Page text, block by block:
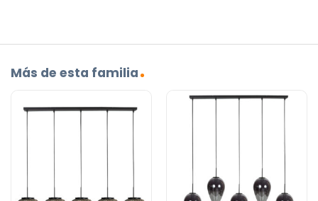
Más de esta familia